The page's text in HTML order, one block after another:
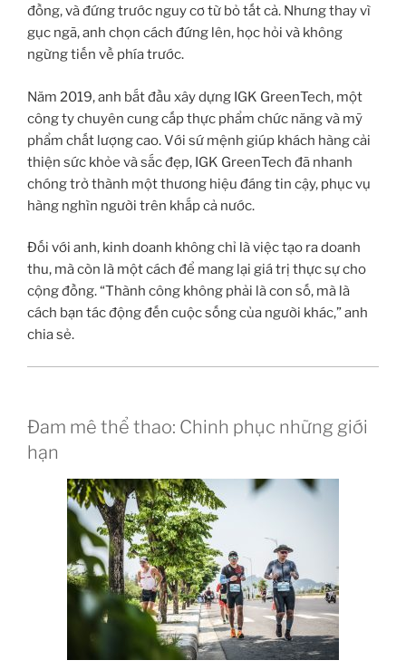
đồng, và đứng trước nguy cơ từ bỏ tất cả. Nhưng thay vì
gục ngã, anh chọn cách đứng lên, học hỏi và không
ngừng tiến về phía trước.
Năm 2019, anh bắt đầu xây dựng IGK GreenTech, một
công ty chuyên cung cấp thực phẩm chức năng và mỹ
phẩm chất lượng cao. Với sứ mệnh giúp khách hàng cải
thiện sức khỏe và sắc đẹp, IGK GreenTech đã nhanh
chóng trở thành một thương hiệu đáng tin cậy, phục vụ
hàng nghìn người trên khắp cả nước.
Đối với anh, kinh doanh không chỉ là việc tạo ra doanh
thu, mà còn là một cách để mang lại giá trị thực sự cho
cộng đồng. “Thành công không phải là con số, mà là
cách bạn tác động đến cuộc sống của người khác,” anh
chia sẻ.
Đam mê thể thao: Chinh phục những giới
hạn